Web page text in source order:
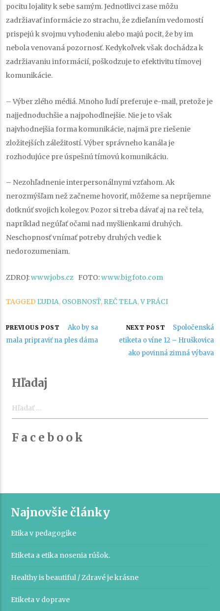
pocitu lojality k sebe samým. Jednotlivci zase môžu
zadržiavať informácie zo strachu, že zdieľaním vedomostí
prispejú k svojmu vyhodeniu alebo majú pocit, že by im
nebola venovaná pozornosť. Kedykoľvek však dochádza k
zadržiavaniu informácií, poškodzuje to efektivitu tímovej
komunikácie.
–Výber zlého médiá. Mnoho ľudí preferuje e-mail, pretože je
najjednoduchšie a najpohodlnejšie. Nie je to však
najvhodnejšia forma komunikácie, najmä pre riešenie
zložitejších záležitostí. Výber správneho kanála je
rozhodujúce pre úspešnú tímovú komunikáciu.
– Nezohľadnenie interpersonálnymi vzťahom. Ak
nerozmýšľam než začneme hovoriť, môžeme sa nepríjemne
dotknúť svojich kolegov. Pozor si treba dávať aj na reč tela,
napríklad negúľať očami nad myšlienkami druhých.
Neschopnosť vnímať potreby druhých vedie k
nedorozumeniam.
ZDROJ:www.jobs.czFOTO:www.bigfoto.com
TAGGED ĽUDIA, OSOBNOSŤ, REČ TELA,V PRÁCI
Navigácia
článku
PREVIOUS POST
Ako by sa
mala pripraviť na ples dáma
NEXT POST
Spoločenská
etiketa o víne 12 – Hruškovica
ako povinná zimná výbava
Hľadaj
F a c e b o o k
Najnovšie články
Etika v pedagogike
Etiketa a etika nosenia rúšok.
Healthy is beautiful / Zdravé je krásne
Etiketa v doprave